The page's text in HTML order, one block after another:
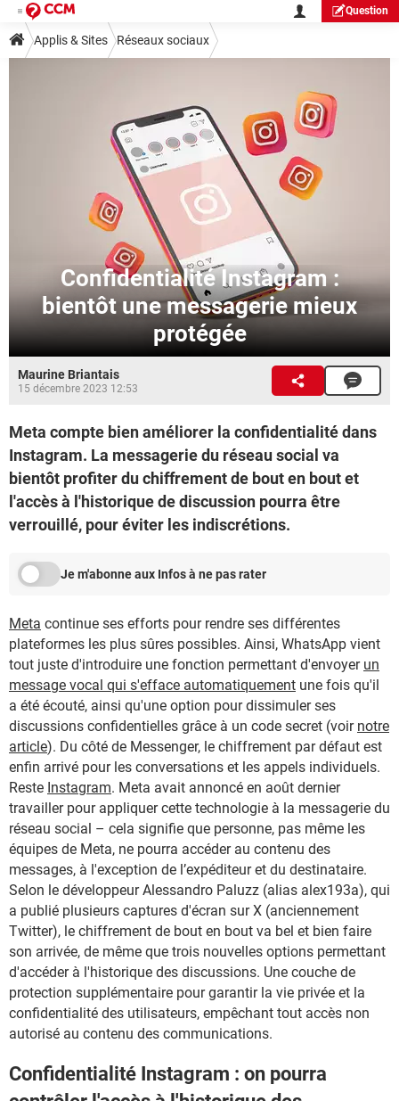
Question
Applis & Sites Réseaux sociaux
Confidentialité Instagram :
bientôt une messagerie mieux
protégée
Maurine Briantais
15 décembre 2023 12:53
Meta compte bien améliorer la confidentialité dans
Instagram. La messagerie du réseau social va
bientôt profiter du chiffrement de bout en bout et
l'accès à l'historique de discussion pourra être
verrouillé, pour éviter les indiscrétions.
Je m'abonne aux Infos à ne pas rater
Meta continue ses efforts pour rendre ses différentes
plateformes les plus sûres possibles. Ainsi, WhatsApp vient
tout juste d'introduire une fonction permettant d'envoyer un
message vocal qui s'efface automatiquement une fois qu'il
a été écouté, ainsi qu'une option pour dissimuler ses
discussions confidentielles grâce à un code secret (voir notre
article). Du côté de Messenger, le chiffrement par défaut est
enfin arrivé pour les conversations et les appels individuels.
Reste Instagram. Meta avait annoncé en août dernier
travailler pour appliquer cette technologie à la messagerie du
réseau social – cela signifie que personne, pas même les
équipes de Meta, ne pourra accéder au contenu des
messages, à l'exception de l’expéditeur et du destinataire.
Selon le développeur Alessandro Paluzz (alias alex193a), qui
a publié plusieurs captures d'écran sur X (anciennement
Twitter), le chiffrement de bout en bout va bel et bien faire
son arrivée, de même que trois nouvelles options permettant
d'accéder à l'historique des discussions. Une couche de
protection supplémentaire pour garantir la vie privée et la
confidentialité des utilisateurs, empêchant tout accès non
autorisé au contenu des communications.
Confidentialité Instagram : on pourra